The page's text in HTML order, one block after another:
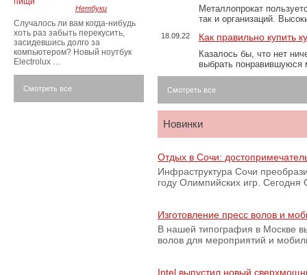
Металлопрокат
так и организаций.
18.09.22 Как правильно купить
Казалось бы, что нет
выбрать
Смотреть все
Новинки
Отдых в Сочи:
Инфраструктура Сочи
году Олимпийских игр.
Изготовление пресс волов и
В нашей типография в Москве
волов для мероприятий и
Intel выпустил новый
Нетбуки
Случалось ли вам когда-нибудь
хоть раз забыть перекусить,
засидевшись долго за
компьютером? Новый ноутбук
Electrolux …
Смотреть все